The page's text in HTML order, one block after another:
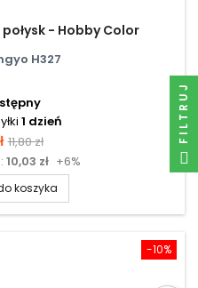
połysk - Hobby Color
H327
1 dzień
Cena
podstawowa
11,80 zł
10,03 zł +6%
koszyka
-10%
FILTRUJ